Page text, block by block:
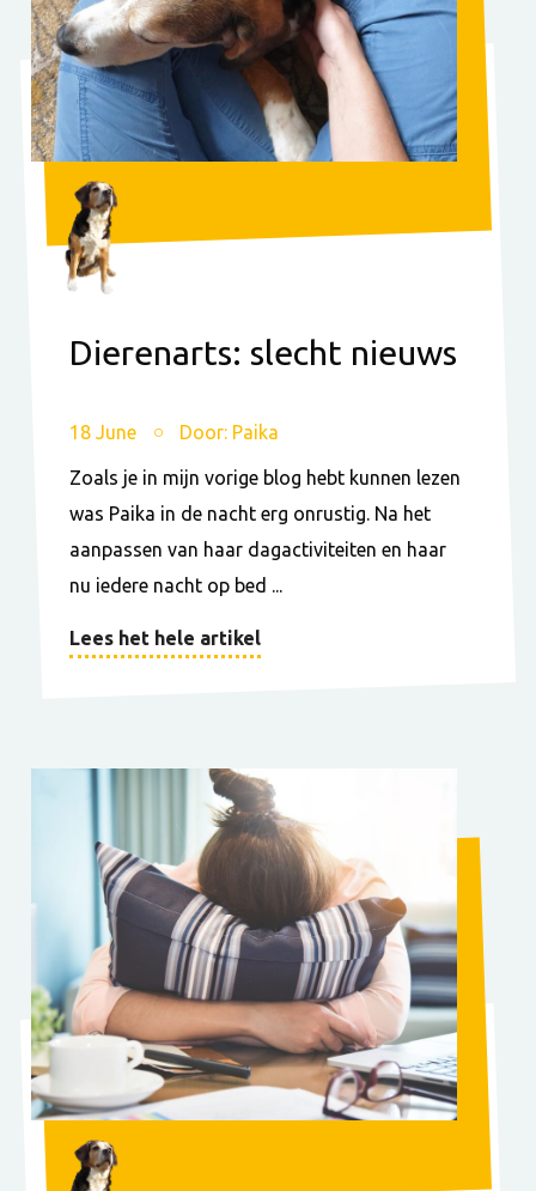
Dierenarts: slecht nieuws
18 June Door: Paika
Zoals je in mijn vorige blog hebt kunnen lezen
was Paika in de nacht erg onrustig. Na het
aanpassen van haar dagactiviteiten en haar
nu iedere nacht op bed ...
Lees het hele artikel